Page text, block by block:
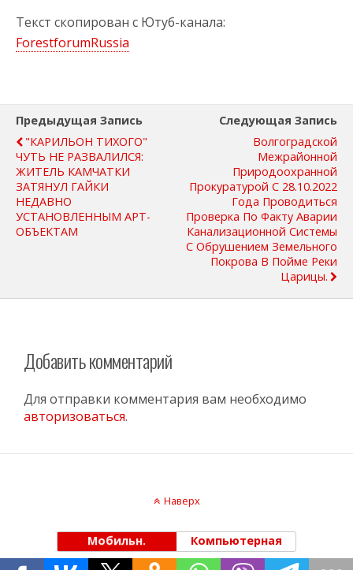
Текст скопирован с Ютуб-канала:
ForestforumRussia
Предыдущая Запись
"КАРИЛЬОН ТИХОГО"
ЧУТЬ НЕ РАЗВАЛИЛСЯ:
ЖИТЕЛЬ КАМЧАТКИ
ЗАТЯНУЛ ГАЙКИ
НЕДАВНО
УСТАНОВЛЕННЫМ АРТ-
ОБЪЕКТАМ
Следующая Запись
Волгоградской
Межрайонной
Природоохранной
Прокуратурой С 28.10.2022
Года Проводиться
Проверка По Факту Аварии
Канализационной Системы
С Обрушением Земельного
Покрова В Пойме Реки
Царицы.
Добавить комментарий
Для отправки комментария вам необходимо
авторизоваться.
Наверх
Мобильн. Компьютерная